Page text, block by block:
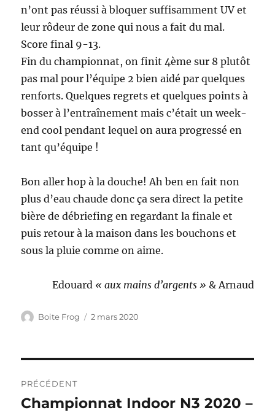
n’ont pas réussi à bloquer suffisamment UV et
leur rôdeur de zone qui nous a fait du mal.
Score final 9-13.
Fin du championnat, on finit 4ème sur 8 plutôt
pas mal pour l’équipe 2 bien aidé par quelques
renforts. Quelques regrets et quelques points à
bosser à l’entraînement mais c’était un week-
end cool pendant lequel on aura progressé en
tant qu’équipe !
Bon aller hop à la douche! Ah ben en fait non
plus d’eau chaude donc ça sera direct la petite
bière de débriefing en regardant la finale et
puis retour à la maison dans les bouchons et
sous la pluie comme on aime.
Edouard « aux mains d’argents » & Arnaud
Auteur
Boite Frog
Publié
2 mars 2020
de
PRÉCÉDENT
Publication
Championnat Indoor N3 2020 –